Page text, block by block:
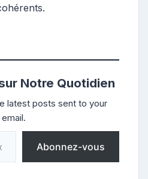
Notre Quotidien
latest posts sent to your
email.
Abonnez-vous